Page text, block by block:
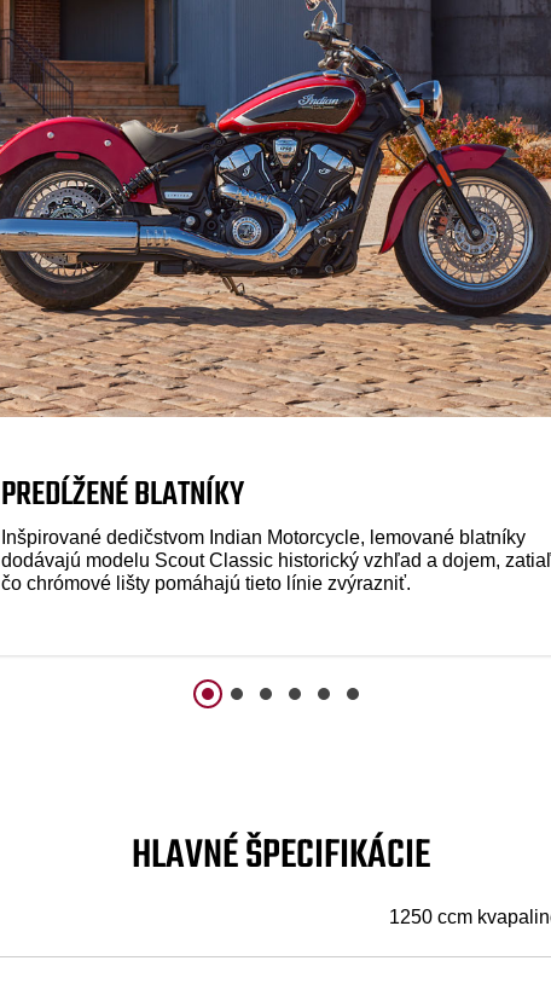
PREDĹŽENÉ BLATNÍKY
Inšpirované dedičstvom Indian Motorcycle, lemované blatníky
dodávajú modelu Scout Classic historický vzhľad a dojem, zatiaľ
čo chrómové lišty pomáhajú tieto línie zvýrazniť.
HLAVNÉ ŠPECIFIKÁCIE
1250 ccm